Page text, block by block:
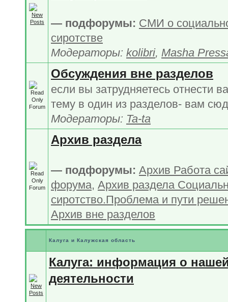
— подфорумы: СМИ о
сиротстве
Модераторы: kolibri, Masha
Обсуждения вне разделов
если вы затрудняетесь отнести
тему в один из разделов- вам
Модераторы: Ta-ta
Архив раздела
— подфорумы: Архив Работа
форума, Архив раздела
сиротство.Проблема и пути
Архив вне разделов
Калуга и Калужская область
Калуга: информация о
деятельности